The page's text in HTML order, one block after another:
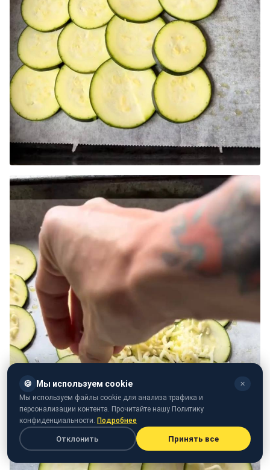
🍪 Мы используем cookie ✕
Мы используем файлы cookie для анализа трафика и
персонализации контента. Прочитайте нашу Политику
конфиденциальности. Подробнее
Отклонить Принять все